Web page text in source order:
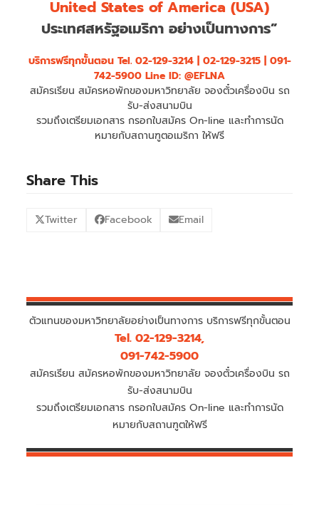
United States of America (USA)
ประเทศสหรัฐอเมริกา อย่างเป็นทางการ”
บริการฟรีทุกขั้นตอน Tel. 02-129-3214 | 02-129-3215 | 091-
742-5900 Line ID: @EFLNA
สมัครเรียน สมัครหอพักของมหาวิทยาลัย จองตั๋วเครื่องบิน รถ
รับ-ส่งสนามบิน
รวมถึงเตรียมเอกสาร กรอกใบสมัคร On-line และทำการนัด
หมายกับสถานฑูตอเมริกา ให้ฟรี
Share This
Twitter Facebook Email
ตัวแทนของมหาวิทยาลัยอย่างเป็นทางการ บริการฟรีทุกขั้นตอน
Tel. 02-129-3214,
091-742-5900
สมัครเรียน สมัครหอพักของมหาวิทยาลัย จองตั๋วเครื่องบิน รถ
รับ-ส่งสนามบิน
รวมถึงเตรียมเอกสาร กรอกใบสมัคร On-line และทำการนัด
หมายกับสถานฑูตให้ฟรี